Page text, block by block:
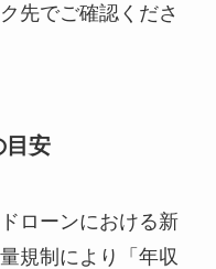
先でご確認くださ
目安
ローンにおける新
規制により「年収